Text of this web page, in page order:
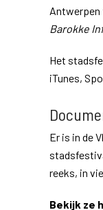
Barokke
Het
iTunes,
Er is in de
reeks, in
Bekijk ze